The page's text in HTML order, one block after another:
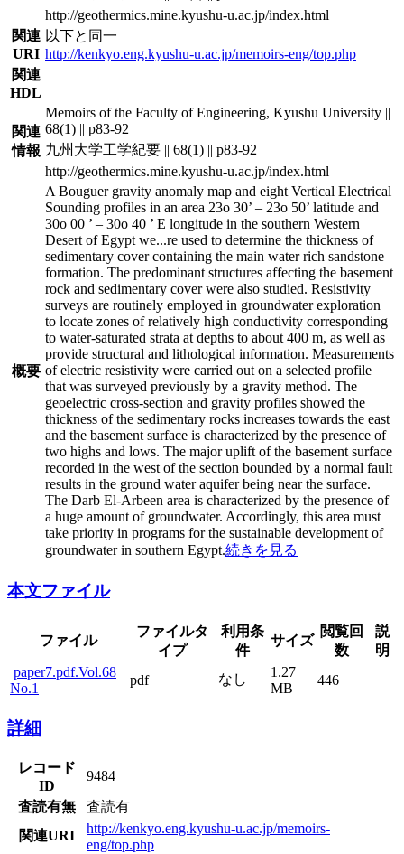
http://geothermics.mine.kyushu-u.ac.jp/index.html
関連
URI
以下と同一
http://kenkyo.eng.kyushu-u.ac.jp/memoirs-eng/top.php
関連
HDL
関連
情報
Memoirs of the Faculty of Engineering, Kyushu University ||
68(1) || p83-92
九州大学工学紀要 || 68(1) || p83-92
http://geothermics.mine.kyushu-u.ac.jp/index.html
概要
A Bouguer gravity anomaly map and eight Vertical Electrical
Sounding profiles in an area 23o 30’ – 23o 50’ latitude and
30o 00 ’ – 30o 40 ’ E longitude in the southern Western
Desert of Egypt we...re used to determine the thickness of
sedimentary cover containing the main water rich sandstone
formation. The predominant structures affecting the basement
rock and sedimentary cover were also studied. Resistivity
surveys are routinely employed in groundwater exploration
to locate zones of relatively high conductivity corresponding
to water-saturated strata at depths to about 400 m, as well as
provide structural and lithological information. Measurements
of electric resistivity were carried out on a selected profile
that was surveyed previously by a gravity method. The
geoelectric cross-section and gravity profiles showed the
thickness of the sedimentary rocks increases towards the east
and the basement surface is characterized by the presence of
two highs and lows. The major uplift of the basement surface
recorded in the west of the section bounded by a normal fault
results in the ground water aquifer being near the surface.
The Darb El-Arbeen area is characterized by the presence of
a huge amount of groundwater. Accordingly, this area must
take priority in programs for the sustainable development of
groundwater in southern Egypt.続きを見る
本文ファイル
ファイル
ファイルタ
イプ
利用条
件
サイズ
閲覧回
数
説
明
paper7.pdf.Vol.68
No.1
pdf なし
1.27
MB
446
詳細
レコード
ID
9484
査読有無
査読有
関連URI
http://kenkyo.eng.kyushu-u.ac.jp/memoirs-
eng/top.php